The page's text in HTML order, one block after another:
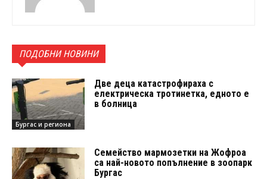
ПОДОБНИ НОВИНИ
Бургас и региона
Две деца катастрофираха с
електрическа тротинетка, едното е
в болница
Семейство мармозетки на Жофроа
са най-новото попълнение в зоопарк
Бургас